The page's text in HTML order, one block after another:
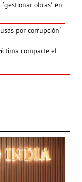
obras’ en
por corrupción’
comparte el